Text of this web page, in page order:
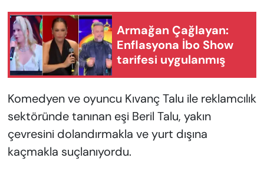
Armağan Çağlayan:
Enflasyona İbo Show
tarifesi uygulanmış
Komedyen ve oyuncu Kıvanç Talu ile reklamcılık
sektöründe tanınan eşi Beril Talu, yakın
çevresini dolandırmakla ve yurt dışına
kaçmakla suçlanıyordu.